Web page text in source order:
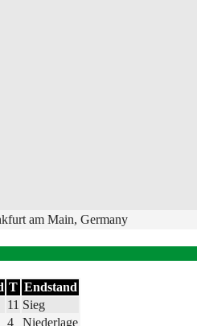
am Main, Germany
T Endstand
11 Sieg
4 Niederlage